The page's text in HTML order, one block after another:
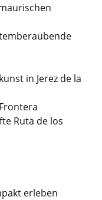
in Jerez de la
Ruta de los
erleben